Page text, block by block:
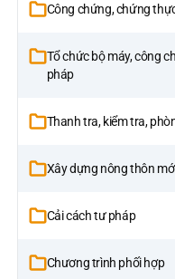
Công chứng, chứng
Tổ chức bộ máy, công
pháp
Thanh tra, kiểm tra,
Xây dựng nông thôn
Cải cách tư pháp
Chương trình phối hợp